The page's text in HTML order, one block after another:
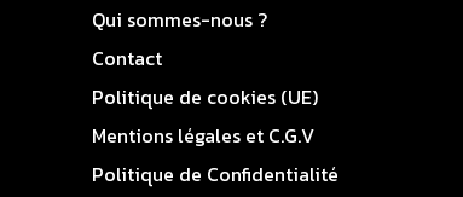
Qui sommes-nous ?
Contact
Politique de cookies (UE)
Mentions légales et C.G.V
Politique de Confidentialité